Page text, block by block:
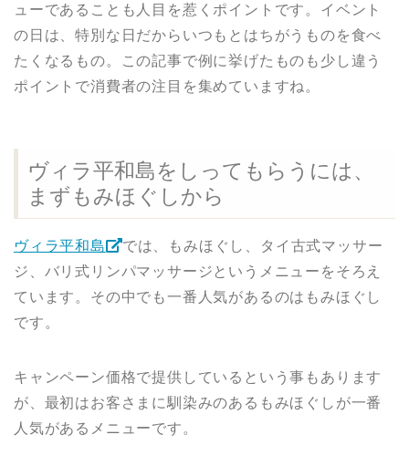
ューであることも人目を惹くポイントです。イベント
の日は、特別な日だからいつもとはちがうものを食べ
たくなるもの。この記事で例に挙げたものも少し違う
ポイントで消費者の注目を集めていますね。
ヴィラ平和島をしってもらうには、
まずもみほぐしから
ヴィラ平和島
では、もみほぐし、タイ古式マッサー
ジ、バリ式リンパマッサージというメニューをそろえ
ています。その中でも一番人気があるのはもみほぐし
です。
キャンペーン価格で提供しているという事もあります
が、最初はお客さまに馴染みのあるもみほぐしが一番
人気があるメニューです。